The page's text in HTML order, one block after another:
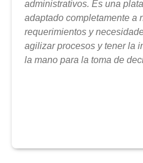
administrativos. Es una
adaptado completamente a
requerimientos y
agilizar procesos y tener la
la mano para la toma de